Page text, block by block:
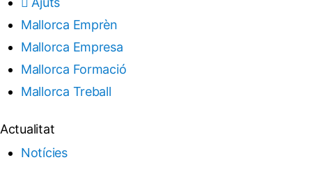
Mallorca Emprèn
Mallorca Empresa
Mallorca Formació
Mallorca Treball
Actualitat
Notícies